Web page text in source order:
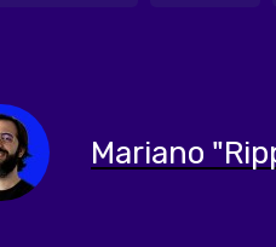
Mariano